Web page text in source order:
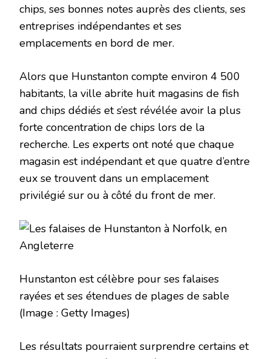
chips, ses bonnes notes auprès des clients, ses
entreprises indépendantes et ses
emplacements en bord de mer.
Alors que Hunstanton compte environ 4 500
habitants, la ville abrite huit magasins de fish
and chips dédiés et s’est révélée avoir la plus
forte concentration de chips lors de la
recherche. Les experts ont noté que chaque
magasin est indépendant et que quatre d’entre
eux se trouvent dans un emplacement
privilégié sur ou à côté du front de mer.
Hunstanton est célèbre pour ses falaises
rayées et ses étendues de plages de sable
(Image : Getty Images)
Les résultats pourraient surprendre certains et